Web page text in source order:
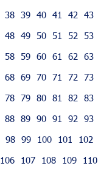
38 39 40 41 42
43
48 49 50 51 52
53
58 59 60 61 62
63
68 69 70 71 72
73
78 79 80 81 82
83
88 89 90 91 92
93
98 99 100 101
102
106 107 108 109
110